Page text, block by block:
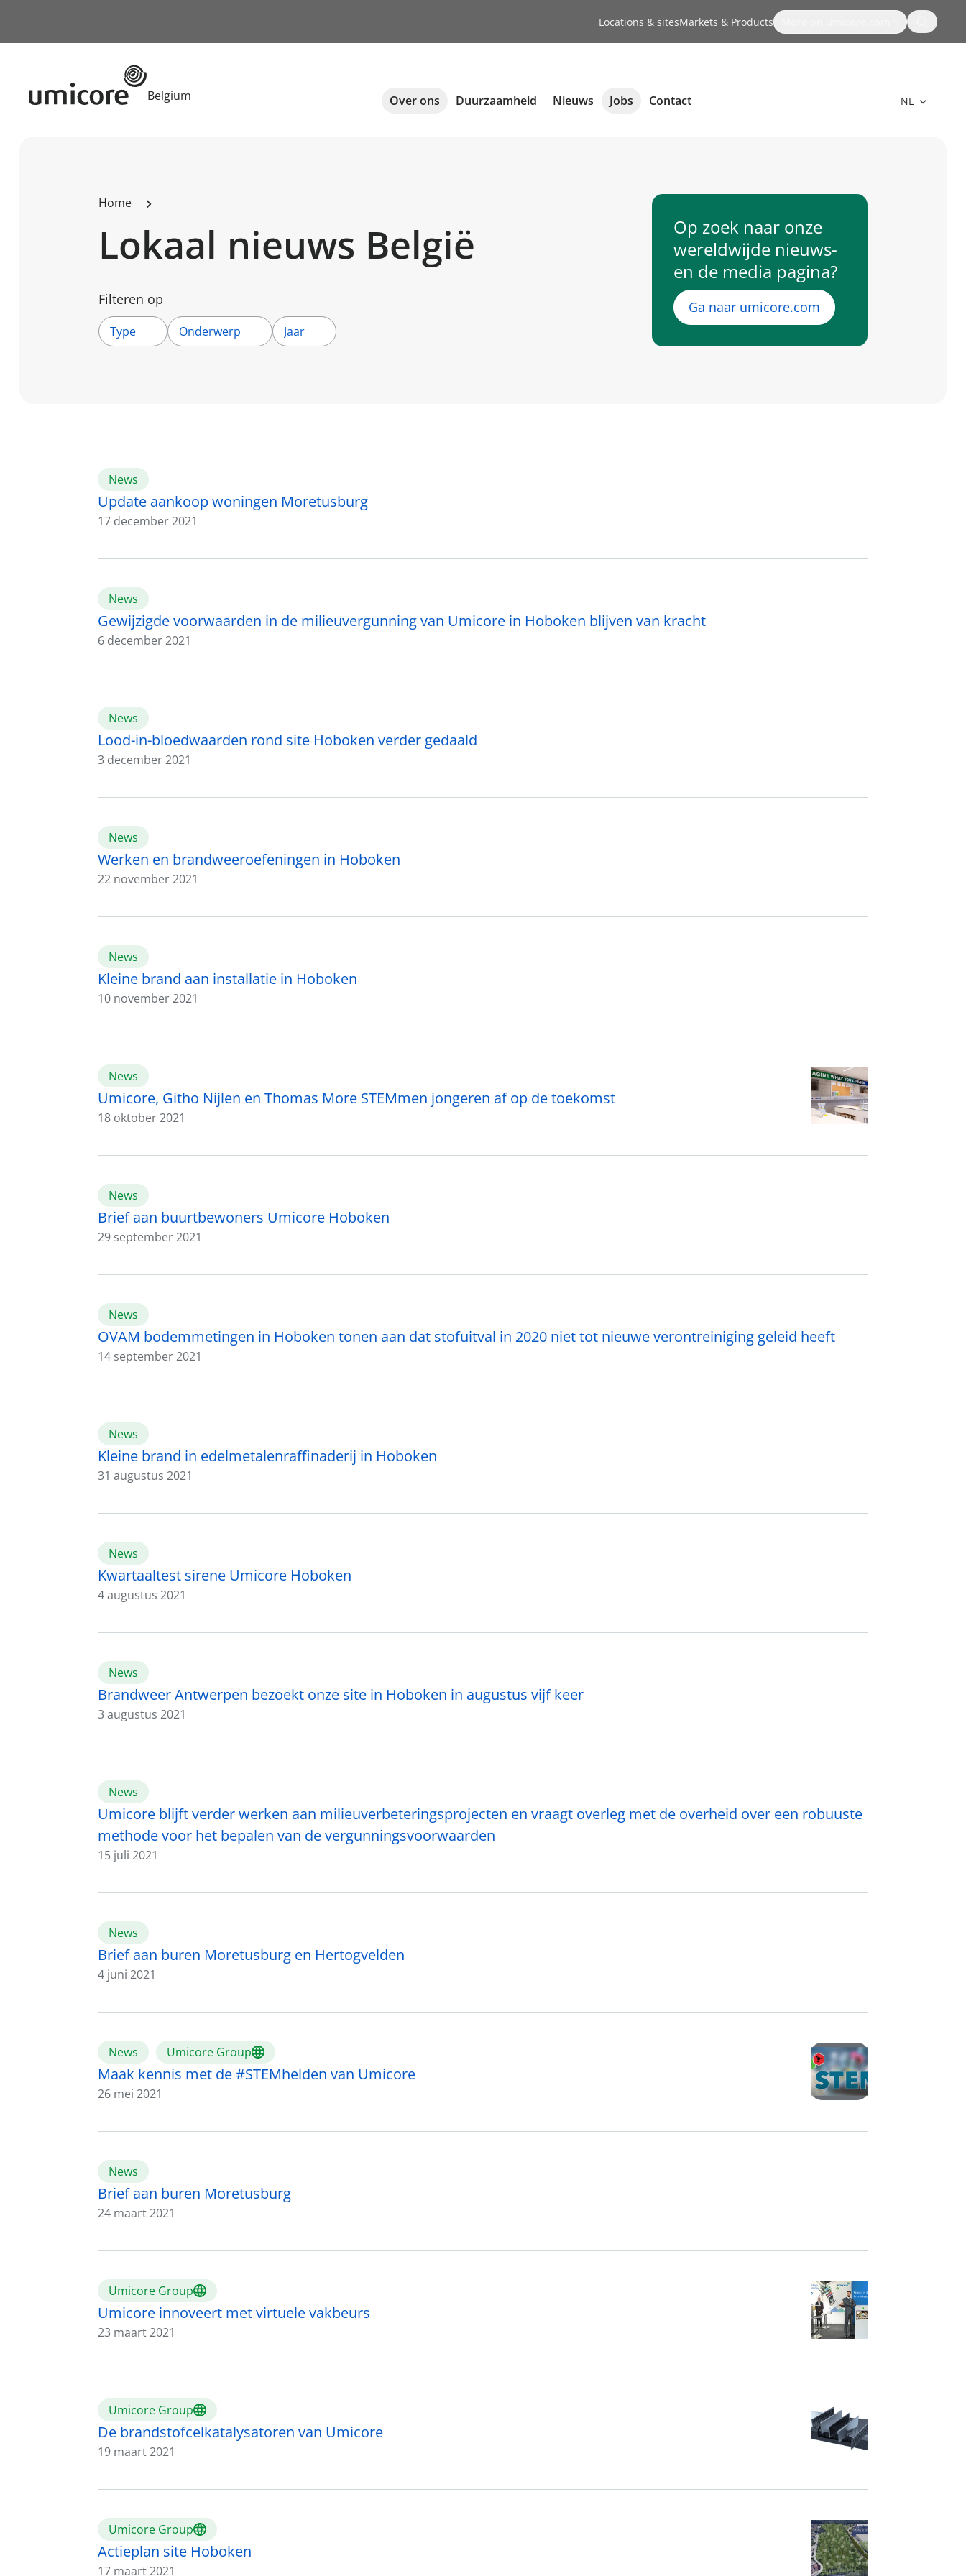
Locations & sitesMarkets & Products Search
Businessunit:
Belgium Over ons Duurzaamheid Nieuws Jobs Contact NL
Home
Lokaal nieuws België
Filteren op
Type Onderwerp Jaar
Op zoek naar onze
wereldwijde nieuws-
en de media pagina?
Ga naar umicore.com
News
Update aankoop woningen Moretusburg
17 december 2021
News
Gewijzigde voorwaarden in de milieuvergunning van Umicore in Hoboken blijven van kracht
6 december 2021
News
Lood-in-bloedwaarden rond site Hoboken verder gedaald
3 december 2021
News
Werken en brandweeroefeningen in Hoboken
22 november 2021
News
Kleine brand aan installatie in Hoboken
10 november 2021
News
Umicore, Githo Nijlen en Thomas More STEMmen jongeren af op de toekomst
18 oktober 2021
News
Brief aan buurtbewoners Umicore Hoboken
29 september 2021
News
OVAM bodemmetingen in Hoboken tonen aan dat stofuitval in 2020 niet tot nieuwe verontreiniging geleid heeft
14 september 2021
News
Kleine brand in edelmetalenraffinaderij in Hoboken
31 augustus 2021
News
Kwartaaltest sirene Umicore Hoboken
4 augustus 2021
News
Brandweer Antwerpen bezoekt onze site in Hoboken in augustus vijf keer
3 augustus 2021
News
Umicore blijft verder werken aan milieuverbeteringsprojecten en vraagt overleg met de overheid over een robuuste
methode voor het bepalen van de vergunningsvoorwaarden
15 juli 2021
News
Brief aan buren Moretusburg en Hertogvelden
4 juni 2021
News Umicore Group
Maak kennis met de #STEMhelden van Umicore
26 mei 2021
News
Brief aan buren Moretusburg
24 maart 2021
Umicore Group
Umicore innoveert met virtuele vakbeurs
23 maart 2021
Umicore Group
De brandstofcelkatalysatoren van Umicore
19 maart 2021
Umicore Group
Actieplan site Hoboken
17 maart 2021